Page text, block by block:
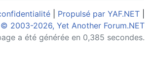
Propulsé par YAF.NET
© 2003-2026, Yet Another Forum.NET
a été générée en 0,385 secondes.